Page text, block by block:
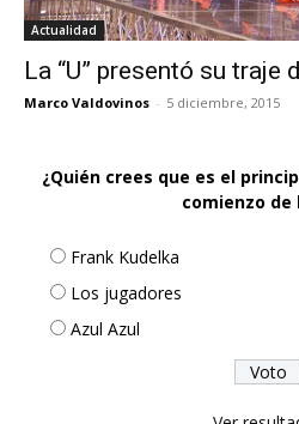
Actualidad
La “U” presentó su traje
Marco Valdovinos - 5 diciembre, 2015
¿Quién crees que es el
comienzo de
Frank Kudelka
Los jugadores
Azul Azul